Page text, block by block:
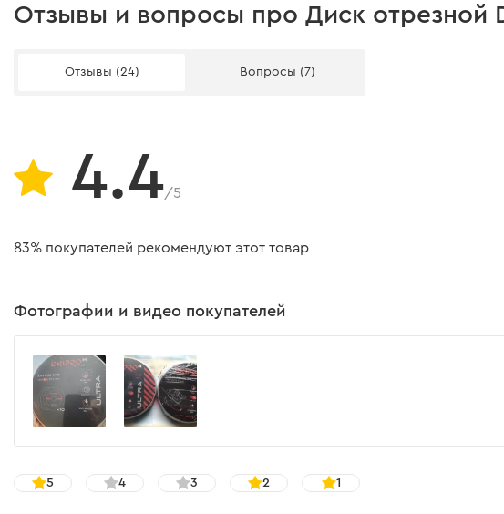
Отзывы и вопросы про Диск отрезной
Отзывы (24) Вопросы (7)
4.4/5
83% покупателей рекомендуют этот товар
Фотографии и видео покупателей
5 4 3 2 1